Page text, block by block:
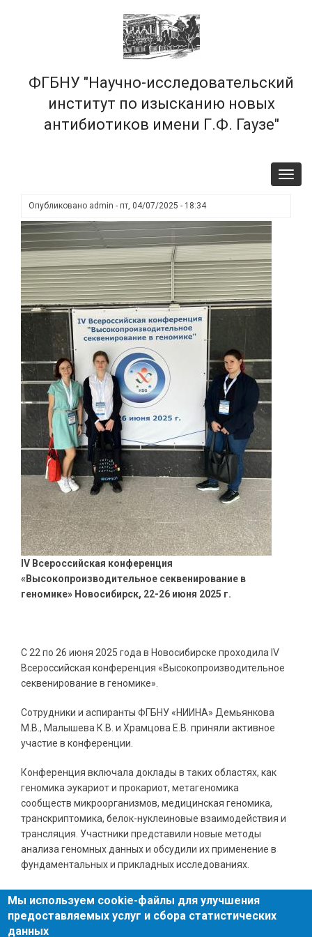
ФГБНУ "Научно-исследовательский
институт по изысканию новых
антибиотиков имени Г.Ф. Гаузе"
Опубликовано admin - пт, 04/07/2025 - 18:34
IV Всероссийская конференция
«Высокопроизводительное секвенирование в
геномике» Новосибирск, 22-26 июня 2025 г.
С 22 по 26 июня 2025 года в Новосибирске проходила IV
Всероссийская конференция «Высокопроизводительное
секвенирование в геномике».
Сотрудники и аспиранты ФГБНУ «НИИНА» Демьянкова
М.В., Малышева К.В. и Храмцова Е.В. приняли активное
участие в конференции.
Конференция включала доклады в таких областях, как
геномика эукариот и прокариот, метагеномика
сообществ микроорганизмов, медицинская геномика,
транскриптомика, белок-нуклеиновые взаимодействия и
трансляция. Участники представили новые методы
анализа геномных данных и обсудили их применение в
фундаментальных и прикладных исследованиях.
×
Мы используем cookie-файлы для улучшения
предоставляемых услуг и сбора статистических
данных